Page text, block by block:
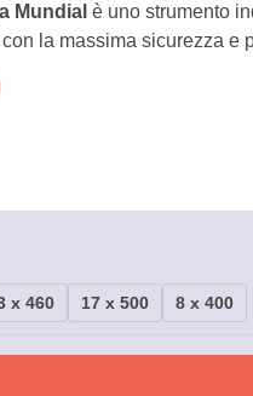
Mundial è uno strumento
la massima sicurezza e
x 460 17 x 500 8 x 400